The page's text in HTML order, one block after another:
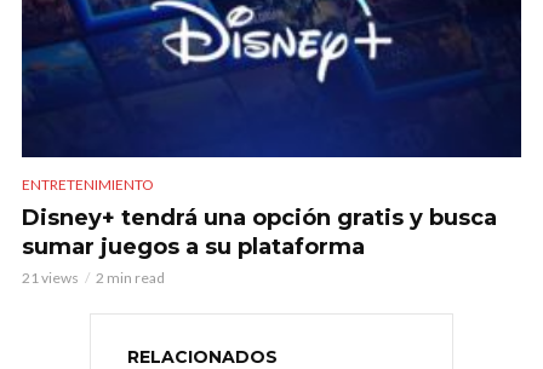
ENTRETENIMIENTO
Disney+ tendrá una opción gratis y busca
sumar juegos a su plataforma
21 views 2 min read
RELACIONADOS